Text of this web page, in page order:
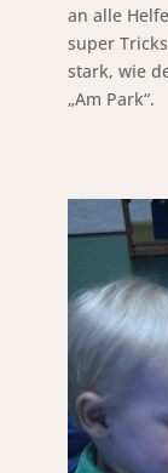
an alle
super
stark, wie
„Am Park“.